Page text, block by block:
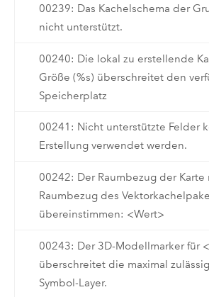
00239: Das Kachelschema der
nicht unterstützt.
00240: Die lokal zu erstellende
Größe (%s) überschreitet den
Speicherplatz
00241: Nicht unterstützte Felder
Erstellung verwendet werden.
00242: Der Raumbezug der Karte
Raumbezug des
übereinstimmen: <Wert>
00243: Der 3D-Modellmarker für
überschreitet die maximal
Symbol-Layer.